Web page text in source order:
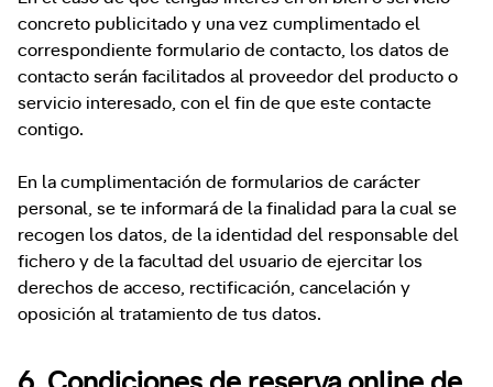
concreto publicitado y una vez cumplimentado el
correspondiente formulario de contacto, los datos de
contacto serán facilitados al proveedor del producto o
servicio interesado, con el fin de que este contacte
contigo.
En la cumplimentación de formularios de carácter
personal, se te informará de la finalidad para la cual se
recogen los datos, de la identidad del responsable del
fichero y de la facultad del usuario de ejercitar los
derechos de acceso, rectificación, cancelación y
oposición al tratamiento de tus datos.